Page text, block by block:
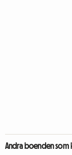
Andra boenden som